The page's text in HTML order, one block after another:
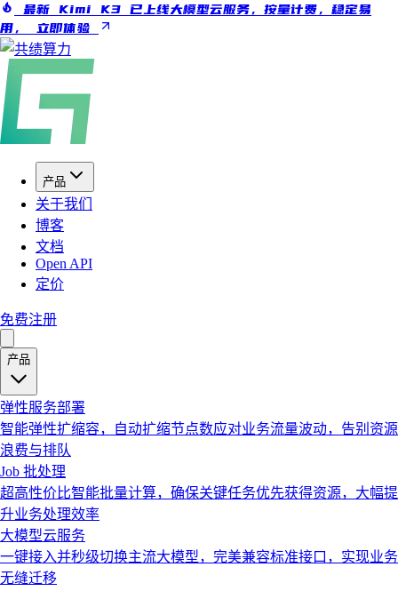
最新 Kimi K3 已上线大模型云服务，按量计费，稳定易
用， 立即体验
产品
关于我们
博客
文档
Open API
定价
免费注册
产品
弹性服务部署
智能弹性扩缩容，自动扩缩节点数应对业务流量波动，告别资源
浪费与排队
Job 批处理
超高性价比智能批量计算，确保关键任务优先获得资源，大幅提
升业务处理效率
大模型云服务
一键接入并秒级切换主流大模型，完美兼容标准接口，实现业务
无缝迁移